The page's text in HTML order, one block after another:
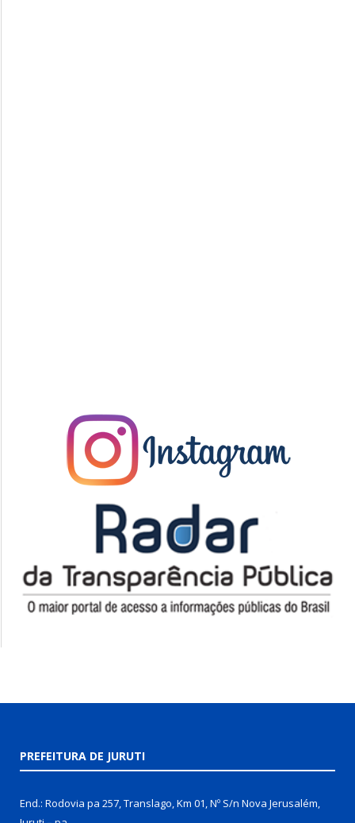
PREFEITURA DE JURUTI
End.: Rodovia pa 257, Translago, Km 01, Nº S/n Nova Jerusalém,